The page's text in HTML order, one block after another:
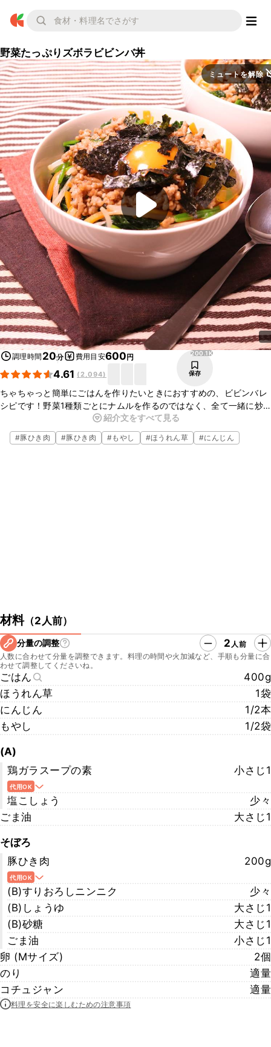
野菜たっぷりズボラビビンバ丼
ミュートを解除
調理時間 20分 費用目安600円
4.61 (2,094)
200.1K
保存
ちゃちゃっと簡単にごはんを作りたいときにおすすめの、ビビンバレ
シピです！野菜1種類ごとにナムルを作るのではなく、全て一緒に炒
めてナムル風の味付けにし、甘辛く炒めたひき肉と合わせました。仕
上げにトロッと卵と絡めれば、やみつきの味わいに仕上がります。野
菜もたっぷりとれるので、ぜひお試しください。
紹介文をすべて見る
#豚ひき肉 #豚ひき肉 #もやし #ほうれん草 #にんじん
材料（2人前）
分量の調整 2 人前
人数に合わせて分量を調整できます。料理の時間や火加減など、手順も分量に合
わせて調整してくださいね。
ごはん
400g
ほうれん草
1袋
にんじん
1/2本
もやし
1/2袋
(A)
鶏ガラスープの素
小さじ1
代用OK
塩こしょう
少々
ごま油
大さじ1
そぼろ
豚ひき肉
200g
代用OK
(B)すりおろしニンニク
少々
(B)しょうゆ
大さじ1
(B)砂糖
大さじ1
ごま油
小さじ1
卵 (Mサイズ)
2個
のり
適量
コチュジャン
適量
料理を安全に楽しむための注意事項